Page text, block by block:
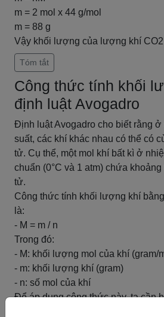
m = 2 mol x 44 g/mol
m = 88 g
Vậy khối lượng của lượng khí CO2
Tóm tắt
Công thức tính khối
định luật Avogadro
Định luật Avogadro cho biết rằng
suất, các khí khác nhau có thể có
tử. Cụ thể, một mol khí bất kì ở
chuẩn (0°C và 1 atm) chứa
tử.
Công thức tính khối lượng khí
là:
- M = m / n
Trong đó:
- M: khối lượng mol của khí (gram/
- m: khối lượng khí (gram)
- n: số mol của khí
Để áp dụng công thức này, ta cần
số mol của khí đó. Số mol của khí